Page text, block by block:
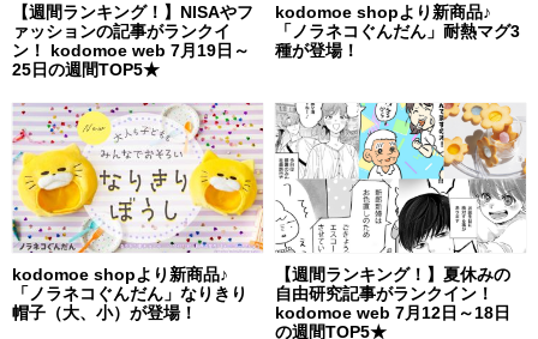
【週間ランキング！】NISAやフ
ァッションの記事がランクイ
ン！ kodomoe web 7月19日～
25日の週間TOP5★
kodomoe shopより新商品♪
「ノラネコぐんだん」耐熱マグ3
種が登場！
kodomoe shopより新商品♪
「ノラネコぐんだん」なりきり
帽子（大、小）が登場！
【週間ランキング！】夏休みの
自由研究記事がランクイン！
kodomoe web 7月12日～18日
の週間TOP5★